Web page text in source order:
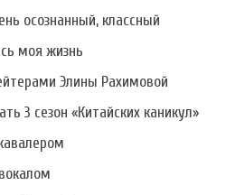
Фото Павла
Писарева
Савченко
осознанный, классный
моя жизнь
Элины Рахимовой
3 сезон «Китайских каникул»